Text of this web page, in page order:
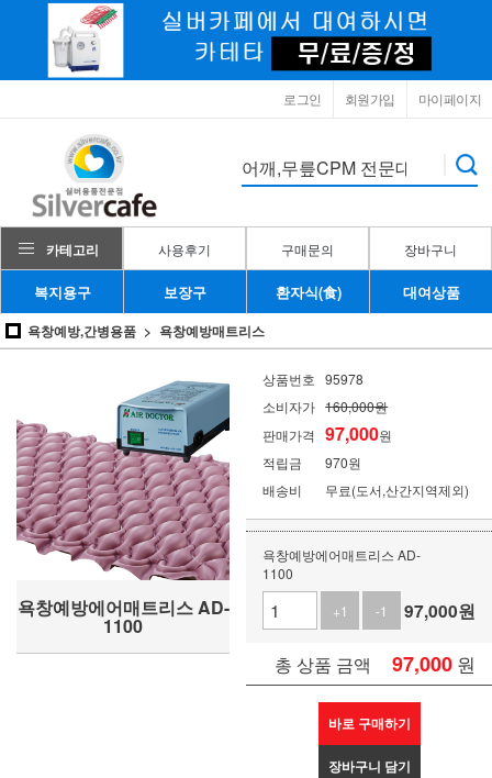
마이페이지
회원가입
로그인
카테고리 사용후기 구매문의 장바구니
복지용구 보장구 환자식(食) 대여상품
욕창예방,간병용품 욕창예방매트리스
욕창예방에어매트리스 AD-
1100
상품번호 95978
소비자가 160,000원
판매가격 97,000원
적립금
970원
배송비
무료(도서,산간지역제외)
욕창예방에어매트리스 AD-
1100
+1
-1 97,000원
총 상품 금액 97,000 원
바로 구매하기
장바구니 담기